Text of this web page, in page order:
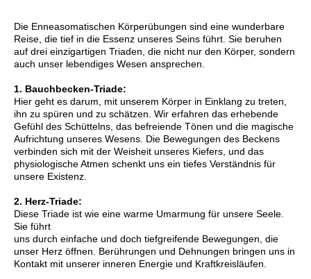
Die Enneasomatischen Körperübungen sind eine wunderbare
Reise, die tief in die Essenz unseres Seins führt. Sie beruhen
auf drei einzigartigen Triaden, die nicht nur den Körper, sondern
auch unser lebendiges Wesen ansprechen.
1. Bauchbecken-Triade:
Hier geht es darum, mit unserem Körper in Einklang zu treten,
ihn zu spüren und zu schätzen. Wir erfahren das erhebende
Gefühl des Schüttelns, das befreiende Tönen und die magische
Aufrichtung unseres Wesens. Die Bewegungen des Beckens
verbinden sich mit der Weisheit unseres Kiefers, und das
physiologische Atmen schenkt uns ein tiefes Verständnis für
unsere Existenz.
2. Herz-Triade:
Diese Triade ist wie eine warme Umarmung für unsere Seele.
Sie führt
uns durch einfache und doch tiefgreifende Bewegungen, die
unser Herz öffnen. Berührungen und Dehnungen bringen uns in
Kontakt mit unserer inneren Energie und Kraftkreisläufen.